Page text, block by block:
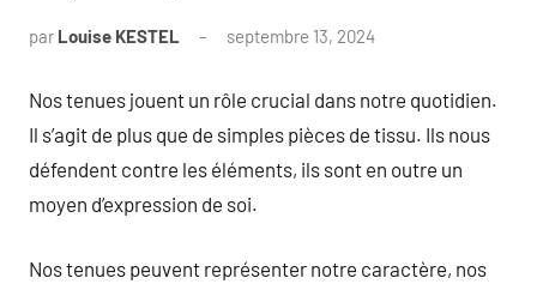
par Louise KESTEL septembre 13, 2024
Nos tenues jouent un rôle crucial dans notre quotidien.
Il s’agit de plus que de simples pièces de tissu. Ils nous
défendent contre les éléments, ils sont en outre un
moyen d’expression de soi.
Nos tenues peuvent représenter notre caractère, nos